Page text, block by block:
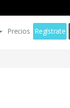
Precios Regístrate